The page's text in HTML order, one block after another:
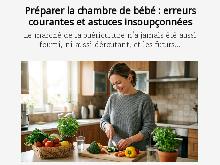
Préparer la chambre de bébé : erreurs
courantes et astuces insoupçonnées
Le marché de la puériculture n’a jamais été aussi
fourni, ni aussi déroutant, et les futurs...